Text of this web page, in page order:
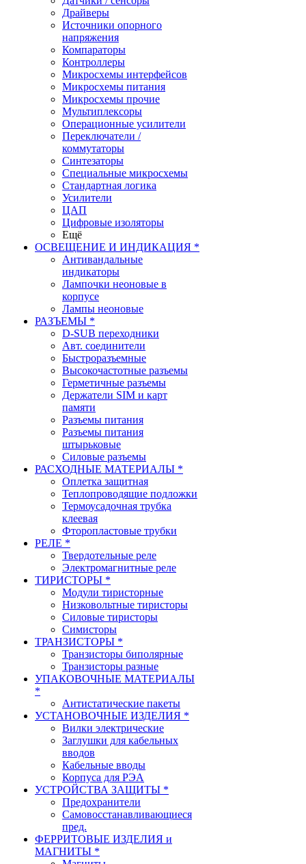
Драйверы
Источники опорного
напряжения
Компараторы
Контроллеры
Микросхемы интерфейсов
Микросхемы питания
Микросхемы прочие
Мультиплексоры
Операционные усилители
Переключатели /
коммутаторы
Синтезаторы
Специальные микросхемы
Стандартная логика
Усилители
ЦАП
Цифровые изоляторы
Ещё
ОСВЕЩЕНИЕ И ИНДИКАЦИЯ *
Антивандальные
индикаторы
Лампочки неоновые в
корпусе
Лампы неоновые
РАЗЪЕМЫ *
D-SUB переходники
Авт. соединители
Быстроразъемные
Высокочастотные разъемы
Герметичные разъемы
Держатели SIM и карт
памяти
Разъемы питания
Разъемы питания
штырьковые
Силовые разъемы
РАСХОДНЫЕ МАТЕРИАЛЫ *
Оплетка защитная
Теплопроводящие подложки
Термоусадочная трубка
клеевая
Фторопластовые трубки
РЕЛЕ *
Твердотельные реле
Электромагнитные реле
ТИРИСТОРЫ *
Модули тиристорные
Низковольтные тиристоры
Силовые тиристоры
Симисторы
ТРАНЗИСТОРЫ *
Транзисторы биполярные
Транзисторы разные
УПАКОВОЧНЫЕ МАТЕРИАЛЫ
*
Антистатические пакеты
УСТАНОВОЧНЫЕ ИЗДЕЛИЯ *
Вилки электрические
Заглушки для кабельных
вводов
Кабельные вводы
Корпуса для РЭА
УСТРОЙСТВА ЗАЩИТЫ *
Предохранители
Самовосстанавливающиеся
пред.
ФЕРРИТОВЫЕ ИЗДЕЛИЯ и
МАГНИТЫ *